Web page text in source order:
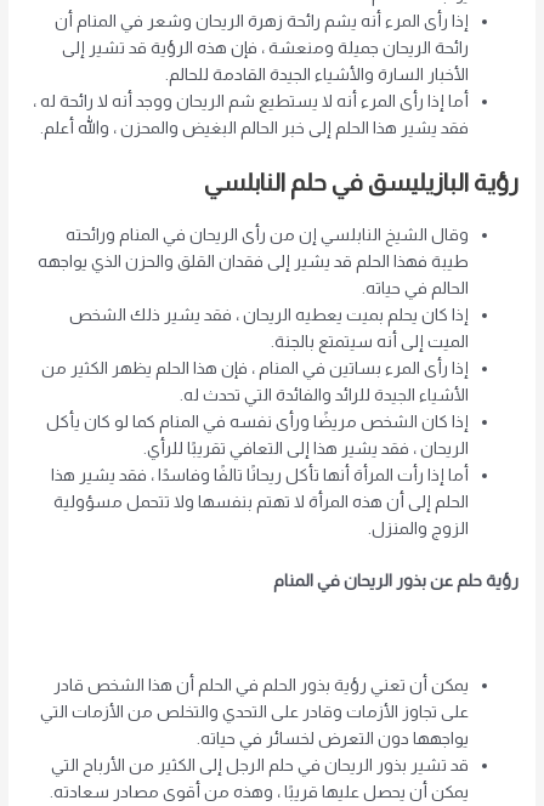
إذا رأى المرء أنه يشم رائحة زهرة الريحان وشعر في المنام أن
رائحة الريحان جميلة ومنعشة ، فإن هذه الرؤية قد تشير إلى
الأخبار السارة والأشياء الجيدة القادمة للحالم.
أما إذا رأى المرء أنه لا يستطيع شم الريحان ووجد أنه لا رائحة له ،
فقد يشير هذا الحلم إلى خبر الحالم البغيض والمحزن ، والله أعلم.
رؤية البازيليسق في حلم النابلسي
وقال الشيخ النابلسي إن من رأى الريحان في المنام ورائحته
طيبة فهذا الحلم قد يشير إلى فقدان القلق والحزن الذي يواجهه
الحالم في حياته.
إذا كان يحلم بميت يعطيه الريحان ، فقد يشير ذلك الشخص
الميت إلى أنه سيتمتع بالجنة.
إذا رأى المرء بساتين في المنام ، فإن هذا الحلم يظهر الكثير من
الأشياء الجيدة للرائد والفائدة التي تحدث له.
إذا كان الشخص مريضًا ورأى نفسه في المنام كما لو كان يأكل
الريحان ، فقد يشير هذا إلى التعافي تقريبًا للرأي.
أما إذا رأت المرأة أنها تأكل ريحانًا تالفًا وفاسدًا ، فقد يشير هذا
الحلم إلى أن هذه المرأة لا تهتم بنفسها ولا تتحمل مسؤولية
الزوج والمنزل.
رؤية حلم عن بذور الريحان في المنام
يمكن أن تعني رؤية بذور الحلم في الحلم أن هذا الشخص قادر
على تجاوز الأزمات وقادر على التحدي والتخلص من الأزمات التي
يواجهها دون التعرض لخسائر في حياته.
قد تشير بذور الريحان في حلم الرجل إلى الكثير من الأرباح التي
يمكن أن يحصل عليها قريبًا ، وهذه من أقوى مصادر سعادته.